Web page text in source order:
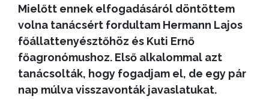
Mielőtt ennek elfogadásáról döntöttem
volna tanácsért fordultam Hermann Lajos
főállattenyésztőhöz és Kuti Ernő
főagronómushoz. Első alkalommal azt
tanácsolták, hogy fogadjam el, de egy pár
nap múlva visszavonták javaslatukat.